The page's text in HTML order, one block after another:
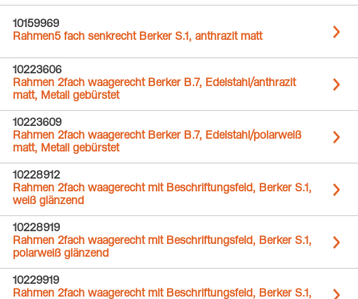
10159969
Rahmen5 fach senkrecht Berker S.1, anthrazit matt
10223606
Rahmen 2fach waagerecht Berker B.7, Edelstahl/anthrazit
matt, Metall gebürstet
10223609
Rahmen 2fach waagerecht Berker B.7, Edelstahl/polarweiß
matt, Metall gebürstet
10228912
Rahmen 2fach waagerecht mit Beschriftungsfeld, Berker S.1,
weiß glänzend
10228919
Rahmen 2fach waagerecht mit Beschriftungsfeld, Berker S.1,
polarweiß glänzend
10229919
Rahmen 2fach waagerecht mit Beschriftungsfeld, Berker S.1,